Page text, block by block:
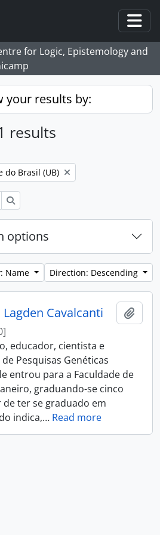
for Logic, Epistemology and
your results by:
results
do Brasil (UB)
options
Name Direction: Descending
Cavalcanti
educador, cientista e
Pesquisas Genéticas
entrou para a Faculdade de
graduando-se cinco
de ter se graduado em
indica,… Read more